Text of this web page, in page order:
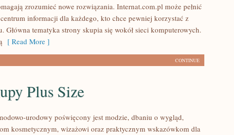
zrozumieć nowe rozwiązania. Internat.com.pl może pełnić
informacji dla każdego, kto chce pewniej korzystać z
Główna tematyka strony skupia się wokół sieci komputerowych.
[ Read More ]
CONTINUE
Plus Size
urodowy poświęcony jest modzie, dbaniu o wygląd,
kosmetycznym, wizażowi oraz praktycznym wskazówkom dla